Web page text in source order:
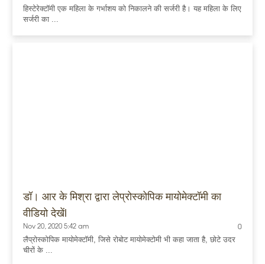
हिस्टेरेक्टॉमी एक महिला के गर्भाशय को निकालने की सर्जरी है। यह महिला के लिए
सर्जरी का ...
डॉ। आर के मिश्रा द्वारा लेप्रोस्कोपिक मायोमेक्टॉमी का
वीडियो देखेंl
Nov 20, 2020 5:42 am 0
लैप्रोस्कोपिक मायोमेक्टॉमी, जिसे रोबोट मायोमेक्टोमी भी कहा जाता है, छोटे उदर
चीरों के ...